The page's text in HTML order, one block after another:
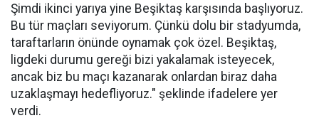
Şimdi ikinci yarıya yine Beşiktaş karşısında başlıyoruz.
Bu tür maçları seviyorum. Çünkü dolu bir stadyumda,
taraftarların önünde oynamak çok özel. Beşiktaş,
ligdeki durumu gereği bizi yakalamak isteyecek,
ancak biz bu maçı kazanarak onlardan biraz daha
uzaklaşmayı hedefliyoruz." şeklinde ifadelere yer
verdi.